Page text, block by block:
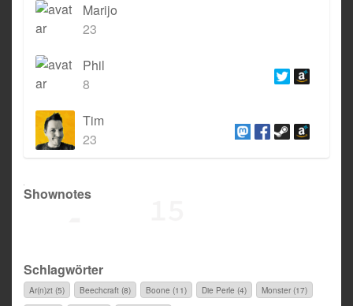
Marijo
23
Phil
8
Tim
23
Shownotes
Schlagwörter
Ar(n)zt (5) Beechcraft (8) Boone (11) Die Perle (4)
Monster (17)